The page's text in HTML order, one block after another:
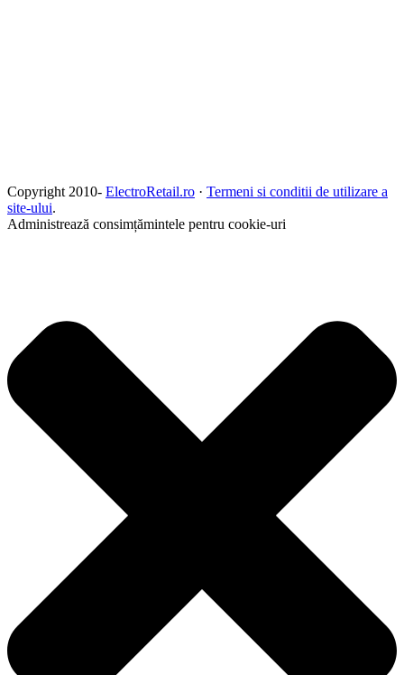
Copyright 2010- ElectroRetail.ro · Termeni si conditii de utilizare a
site-ului.
Administrează consimțămintele pentru cookie-uri